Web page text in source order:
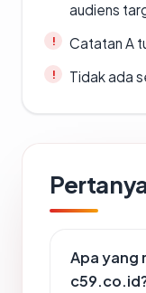
audiens
Catatan A
Tidak ada
Apa yang